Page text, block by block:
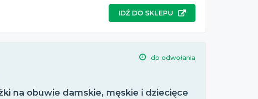
IDŹ DO SKLEPU
do odwołania
na obuwie damskie, męskie i dziecięce